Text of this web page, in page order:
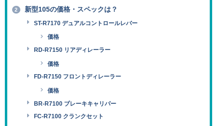
2 新型105の価格・スペックは？
ST-R7170 デュアルコントロールレバー
価格
RD-R7150 リアディレーラー
価格
FD-R7150 フロントディレーラー
価格
BR-R7100 ブレーキキャリパー
FC-R7100 クランクセット